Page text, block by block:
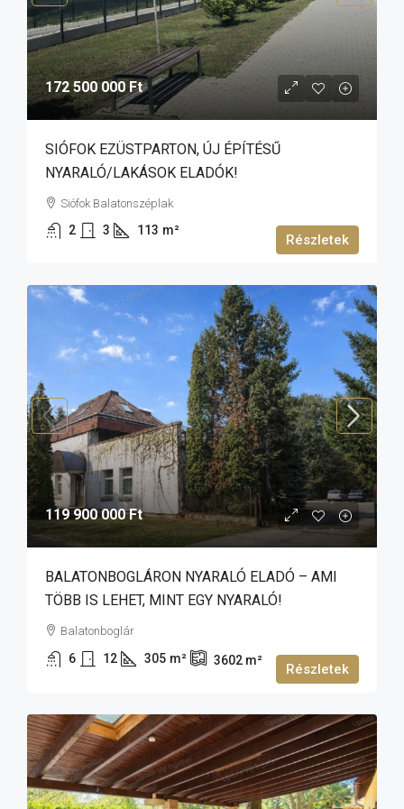
172 500 000 Ft
SIÓFOK EZÜSTPARTON, ÚJ ÉPÍTÉSŰ
NYARALÓ/LAKÁSOK ELADÓK!
Siófok Balatonszéplak
2 3 113 m²
Részletek
119 900 000 Ft
BALATONBOGLÁRON NYARALÓ ELADÓ – AMI
TÖBB IS LEHET, MINT EGY NYARALÓ!
Balatonboglár
6 12 305 m² 3602 m²
Részletek